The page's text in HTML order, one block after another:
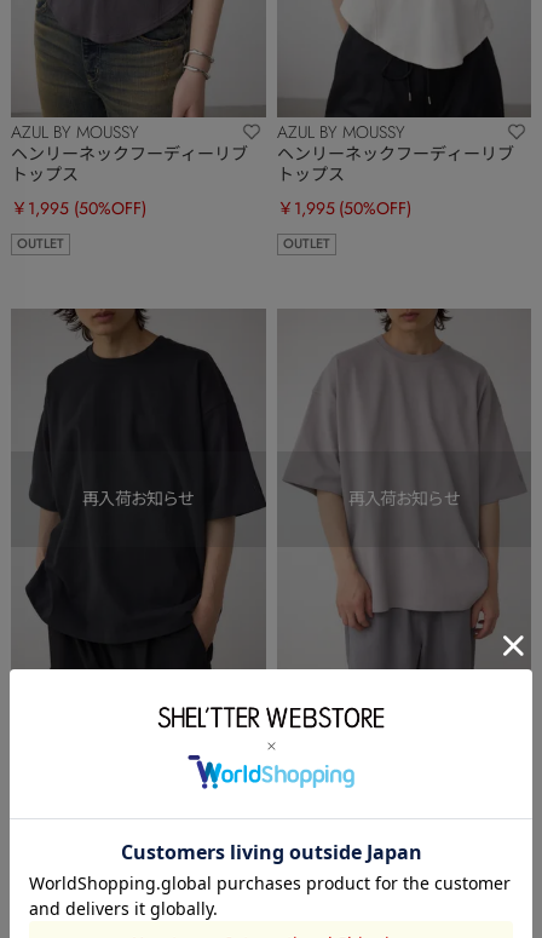
AZUL BY MOUSSY
ヘンリーネックフーディーリブ
トップス
￥1,995 (50%OFF)
OUTLET
AZUL BY MOUSSY
ヘンリーネックフーディーリブ
トップス
￥1,995 (50%OFF)
OUTLET
エクストリームコットン刺繍
OUTLET
AZUL BY MOUSSY
エクストリームコットン刺繍
￥1,995(50%OFF)
OUTLET